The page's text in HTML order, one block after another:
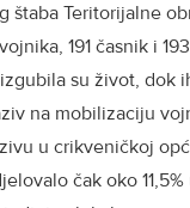
štaba Teritorijalne
191 časnik i
su život, dok
na mobilizaciju
u crikveničkoj
čak oko